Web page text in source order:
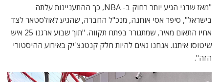
"מאז שדני הגיע יותר רחוק ב- NBA, כך ההתעניינות עלתה
בישראל", סיפר אסי אוחנה, מנכ"ל החברה, שהגיע לאולסטאר לצד
אחיו התאום מאיר, שמתגורר בפתח תקווה. "תוך שבוע ארגנו 25 איש
שיטוסו איתנו. אנחנו גאים להיות חלק קנטנצ'יק באירוע ההיסטורי
הזה".